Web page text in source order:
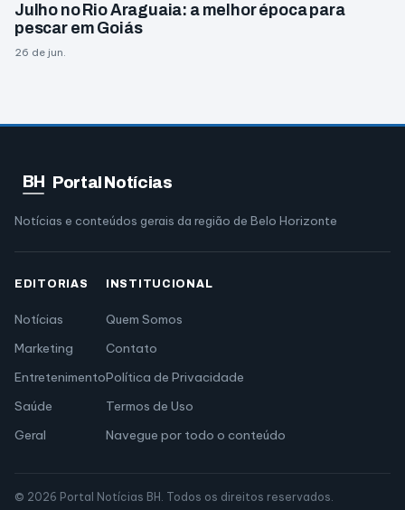
Julho no Rio Araguaia: a melhor época para
pescar em Goiás
26 de jun.
BH Portal Notícias
Notícias e conteúdos gerais da região de Belo Horizonte
EDITORIAS
Notícias
Marketing
Entretenimento
Saúde
Geral
INSTITUCIONAL
Quem Somos
Contato
Política de Privacidade
Termos de Uso
Navegue por todo o conteúdo
© 2026 Portal Notícias BH. Todos os direitos reservados.